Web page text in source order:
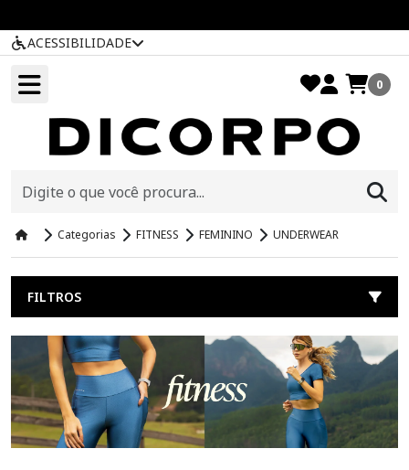
ACESSIBILIDADE
0
Categorias FITNESS FEMININO UNDERWEAR
FILTROS